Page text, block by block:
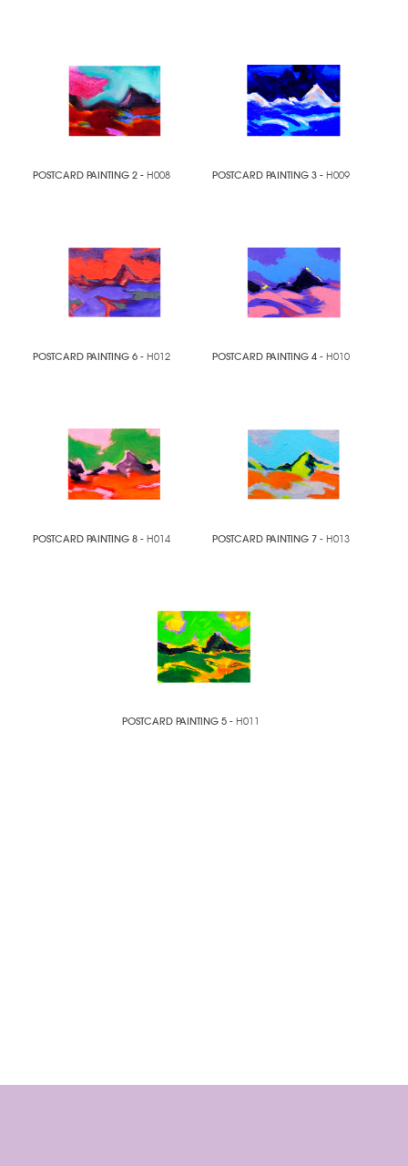
POSTCARD PAINTING 2 - H008 POSTCARD PAINTING 3 - H009
POSTCARD PAINTING 6 - H012 POSTCARD PAINTING 4 - H010
POSTCARD PAINTING 8 - H014 POSTCARD PAINTING 7 - H013
POSTCARD PAINTING 5 - H011